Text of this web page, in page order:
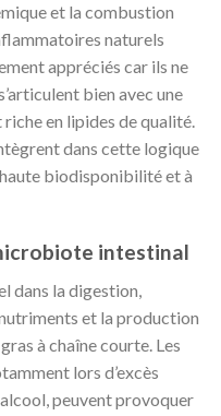
et la combustion
naturels
appréciés car ils ne
bien avec une
en lipides de qualité.
dans cette logique
biodisponibilité et à
intestinal
dans la digestion,
et la production
à chaîne courte. Les
lors d’excès
alcool, peuvent provoquer